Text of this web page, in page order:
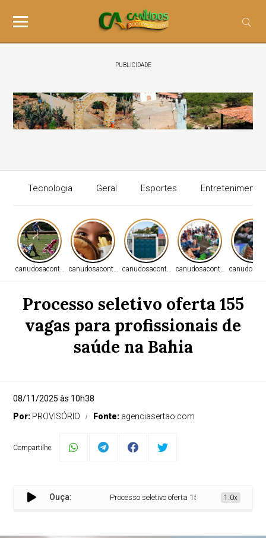
PUBLICIDADE
Tecnologia Geral Esportes Entretenimento
canudosacontece.comcanudosacontece.comcanudosacontece.comcanudosacontece.com
Processo seletivo oferta 155
vagas para profissionais de
saúde na Bahia
08/11/2025 às 10h38
Por: PROVISÓRIO Fonte: agenciasertao.com
Compartilhe:
Ouça: Processo seletivo oferta 155 vagas para
1.0x